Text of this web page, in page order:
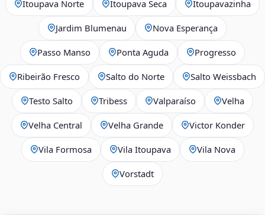
Itoupava Norte Itoupava Seca Itoupavazinha
Jardim Blumenau Nova Esperança
Passo Manso Ponta Aguda Progresso
Ribeirão Fresco Salto do Norte Salto Weissbach
Testo Salto Tribess Valparaíso Velha
Velha Central Velha Grande Victor Konder
Vila Formosa Vila Itoupava Vila Nova
Vorstadt